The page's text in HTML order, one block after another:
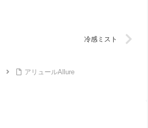
冷感ミスト
アリュールAllure